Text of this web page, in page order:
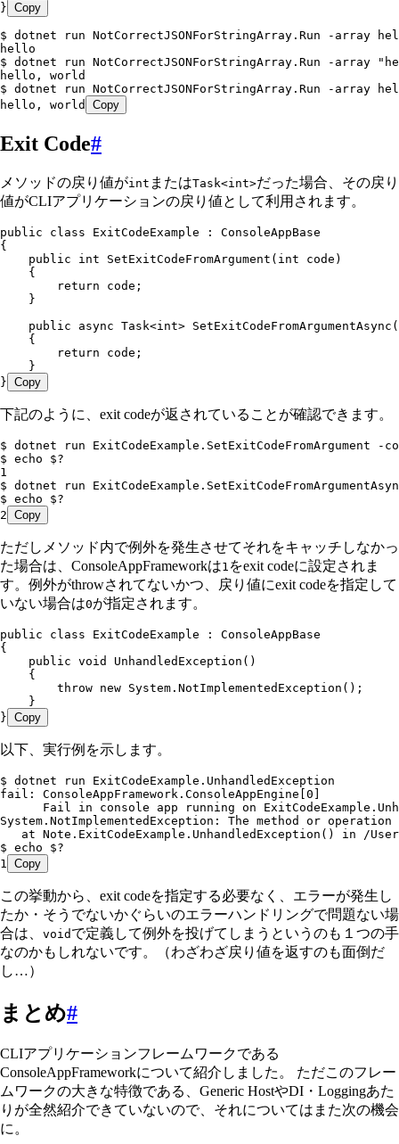
} Copy
$ dotnet run NotCorrectJSONForStringArray.Run -array
hello
$ dotnet run NotCorrectJSONForStringArray.Run -array
hello, world
$ dotnet run NotCorrectJSONForStringArray.Run -array
hello, world
Copy
Exit Code#
メソッドの戻り値がint またはTask<int>だった場合、その戻り
値がCLIアプリケーションの戻り値として利用されます。
public class ExitCodeExample :
ConsoleAppBase
{
    public
int SetExitCodeFromArgument ( int code)
    {
        return
code;
    }
    public
async Task<int> SetExitCodeFromArgumentAsync (
    {
        return
code;
    }
} Copy
下記のように、exit codeが返されていることが確認できます。
$ dotnet run ExitCodeExample.SetExitCodeFromArgument -
$ echo $?
1
$ dotnet run
$ echo $?
2 Copy
ただしメソッド内で例外を発生させてそれをキャッチしなかっ
た場合は、ConsoleAppFrameworkは1 をexit codeに設定されま
す。例外がthrowされてないかつ、戻り値にexit codeを指定して
いない場合は0が指定されます。
public class ExitCodeExample :
ConsoleAppBase
{
    public
void UnhandledException ()
    {
        throw
new System . NotImplementedException ();
    }
} Copy
以下、実行例を示します。
$ dotnet run ExitCodeExample.UnhandledException
fail: ConsoleAppFramework.ConsoleAppEngine[0]
Fail in console app running on
System.NotImplementedException: The method or
at Note.ExitCodeExample.UnhandledException() in /
$ echo $?
1 Copy
この挙動から、exit codeを指定する必要なく、エラーが発生し
たか・そうでないかぐらいのエラーハンドリングで問題ない場
合は、 void で定義して例外を投げてしまうというのも１つの手
なのかもしれないです。（わざわざ戻り値を返すのも面倒だ
し…）
まとめ#
CLIアプリケーションフレームワークである
ConsoleAppFrameworkについて紹介しました。 ただこのフレー
ムワークの大きな特徴である、Generic HostやDI・Loggingあた
りが全然紹介できていないので、それについてはまた次の機会
に。